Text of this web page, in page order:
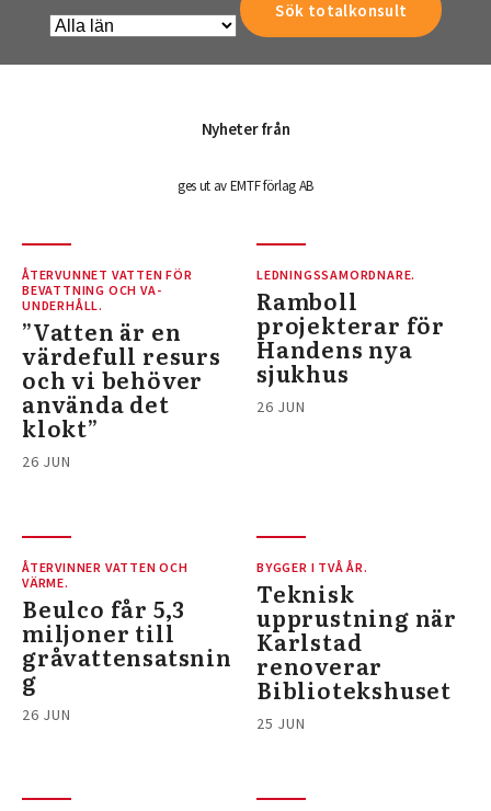
Nyheter från
ges ut av EMTF förlag AB
ÅTERVUNNET VATTEN FÖR
BEVATTNING OCH VA-
UNDERHÅLL.
”Vatten är en
värdefull resurs
och vi behöver
använda det
klokt”
26 JUN
LEDNINGSSAMORDNARE.
Ramboll
projekterar för
Handens nya
sjukhus
26 JUN
ÅTERVINNER VATTEN OCH
VÄRME.
Beulco får 5,3
miljoner till
gråvattensatsnin
g
26 JUN
BYGGER I TVÅ ÅR.
Teknisk
upprustning när
Karlstad
renoverar
Bibliotekshuset
25 JUN